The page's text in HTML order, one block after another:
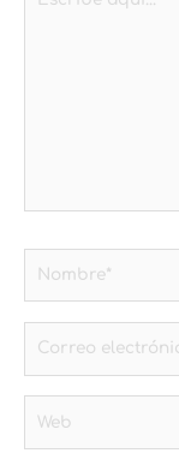
aquí...